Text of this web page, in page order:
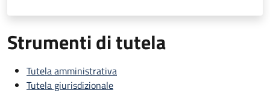
Strumenti di tutela
Tutela amministrativa
Tutela giurisdizionale